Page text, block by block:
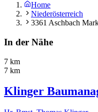
Home
Niederösterreich
3361 Aschbach
In der Nähe
7 km
7 km
Klinger